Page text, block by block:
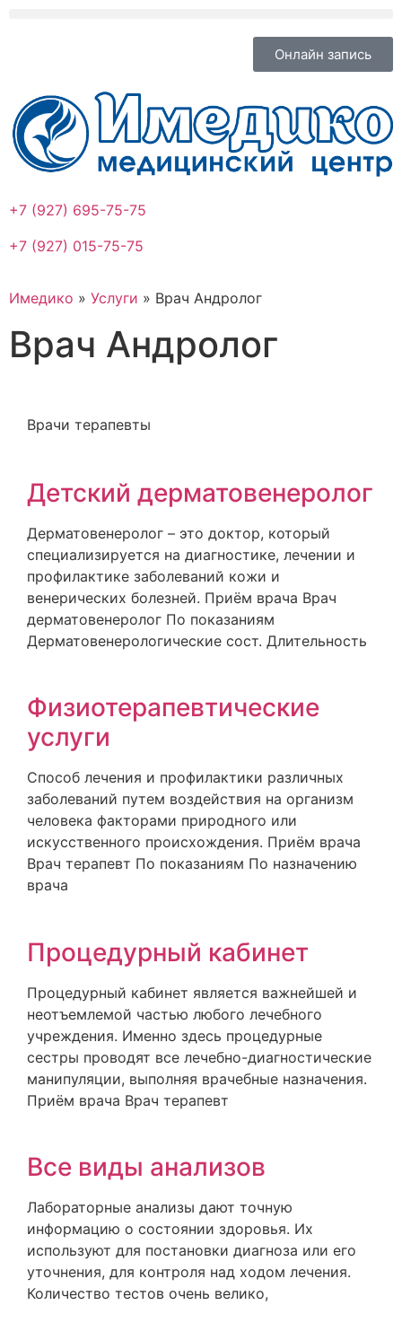
Онлайн запись
+7 (927) 695-75-75
+7 (927) 015-75-75
Имедико » Услуги » Врач Андролог
Врач Андролог
Врачи терапевты
Детский дерматовенеролог
Дерматовенеролог – это доктор, который
специализируется на диагностике, лечении и
профилактике заболеваний кожи и
венерических болезней. Приём врача Врач
дерматовенеролог По показаниям
Дерматовенерологические сост. Длительность
Физиотерапевтические
услуги
Способ лечения и профилактики различных
заболеваний путем воздействия на организм
человека факторами природного или
искусственного происхождения. Приём врача
Врач терапевт По показаниям По назначению
врача
Процедурный кабинет
Процедурный кабинет является важнейшей и
неотъемлемой частью любого лечебного
учреждения. Именно здесь процедурные
сестры проводят все лечебно-диагностические
манипуляции, выполняя врачебные назначения.
Приём врача Врач терапевт
Все виды анализов
Лабораторные анализы дают точную
информацию о состоянии здоровья. Их
используют для постановки диагноза или его
уточнения, для контроля над ходом лечения.
Количество тестов очень велико,